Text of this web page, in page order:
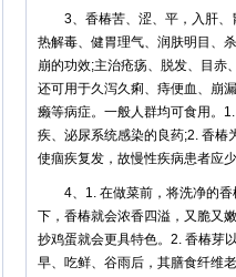
3、香椿苦、涩、平，入肝、
热解毒、健胃理气、润肤明目、
崩的功效;主治疮疡、脱发、目赤
还可用于久泻久痢、痔便血、崩
癞等病症。一般人群均可食用。
疾、泌尿系统感染的良药;2. 香椿
使痼疾复发，故慢性疾病患者应少
4、1. 在做菜前，将洗净的香
下，香椿就会浓香四溢，又脆又
抄鸡蛋就会更具特色。2. 香椿芽
早、吃鲜、谷雨后，其膳食纤维